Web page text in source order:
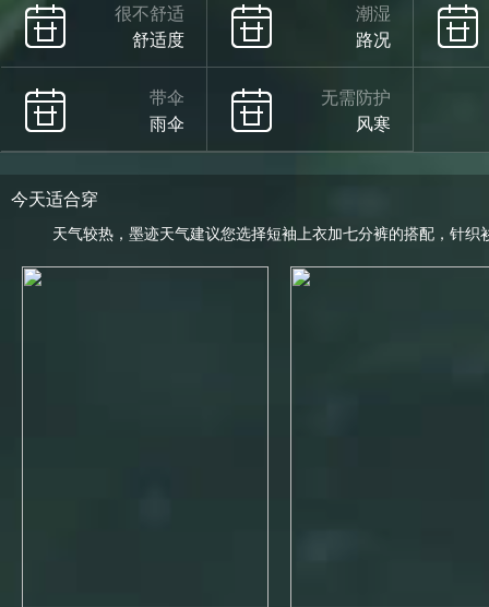
很不舒适
舒适度
潮湿
路况
带伞
雨伞
无需防护
风寒
今天适合穿
天气较热，墨迹天气建议您选择短袖上衣加七分裤的搭配，针织